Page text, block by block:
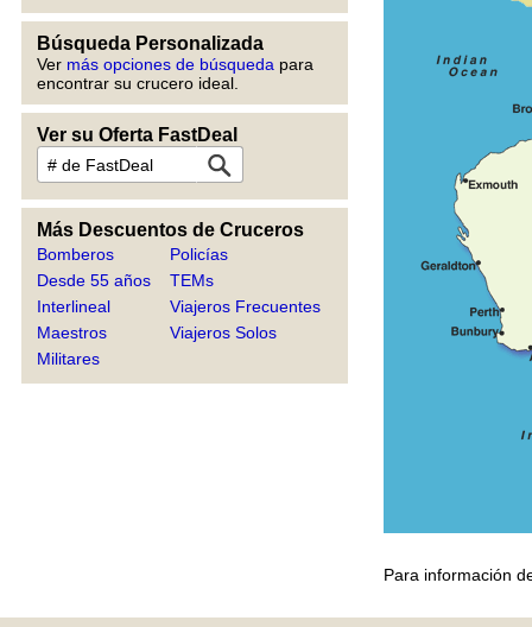
Búsqueda Personalizada
Ver más opciones de búsqueda para
encontrar su crucero ideal.
Ver su Oferta FastDeal
Más Descuentos de Cruceros
Bomberos
Desde 55 años
Interlineal
Maestros
Militares
Policías
TEMs
Viajeros Frecuentes
Viajeros Solos
Para información